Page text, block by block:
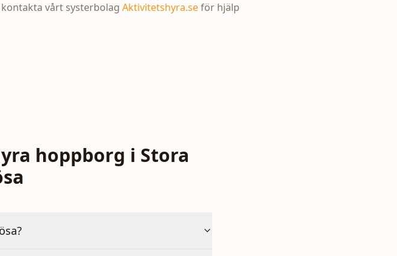
vårt systerbolag Aktivitetshyra.seför hjälp
hoppborg i Stora